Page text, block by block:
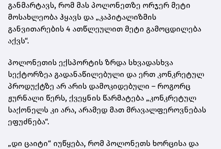
განმარტავს, რომ მას პოლონეთზე ორჯერ მეტი
მოსახლეობა ჰყავს და „კაპიტალიზმის
განვითარების 4 ათწლეულით მეტი გამოცდილება
აქვს“.
პოლონეთის ექსპორტის ზრდა სხვადასხვა
სექტორზეა გადანაწილებული და ერთ კონკრეტულ
პროდუქტზე არ არის დამოკიდებული – როგორც
ჟურნალი წერს, ქვეყნის წარმატება „კონკრეტულ
საქონელს კი არა, არამედ მათ მრავალფეროვნებას
ეფუძნება“.
„დი ცაიტი“ იუწყება, რომ პოლონეთს ხორცისა და